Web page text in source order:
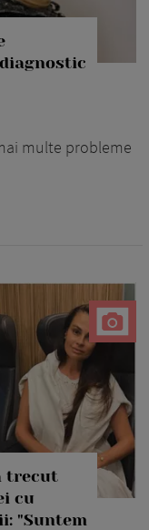
multe probleme
trecut
cu
"Suntem